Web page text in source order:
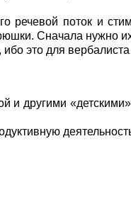
речевой поток и
Сначала нужно
это для
и другими